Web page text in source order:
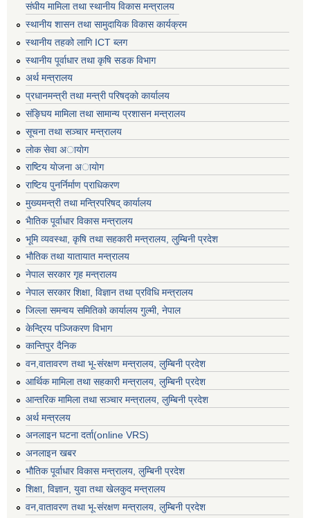
संघीय मामिला तथा स्थानीय विकास मन्त्रालय
स्थानीय शासन तथा सामुदायिक विकास कार्यक्रम
स्थानीय तहको लागि ICT ब्लग
स्थानीय पूर्वाधार तथा कृषि सडक विभाग
अर्थ मन्त्रालय
प्रधानमन्त्री तथा मन्त्री परिषद्काे कार्यालय
संङ्घिय मामिला तथा सामान्य प्रशासन मन्त्रालय
सूचना तथा सञ्चार मन्त्रालय
लाेक सेवा अायाेग
राष्टिय याेजना अायाेग
राष्टिय पुनर्निर्माण प्राधिकरण
मुख्यमन्त्री तथा मन्त्रिपरिषद् कार्यालय
भैातिक पूर्वाधार विकास मन्त्रालय
भूमि व्यवस्था, कृषि तथा सहकारी मन्त्रालय, लु्म्बिनी प्रदेश
भाैतिक तथा यातायात मन्त्रालय
नेपाल सरकार गृह मन्त्रालय
नेपाल सरकार शिक्षा, विज्ञान तथा प्रविधि मन्त्रालय
जिल्ला समन्वय समितिको कार्यालय गुल्मी, नेपाल
केन्द्रिय पञ्जिकरण विभाग
कान्तिपुर दैनिक
वन,वातावरण तथा भू-संरक्षण मन्त्रालय, लुम्बिनी प्रदेश
आर्थिक मामिला तथा सहकारी मन्त्रालय, लुम्बिनी प्रदेश
आन्तरिक मामिला तथा सञ्चार मन्त्रालय, लुम्बिनी प्रदेश
अर्थ मन्त्रलय
अनलाइन घटना दर्ता(online VRS)
अनलाइन खबर
भौतिक पूर्वाधार विकास मन्त्रालय, लुम्बिनी प्रदेश
शिक्षा, विज्ञान, युवा तथा खेलकुद मन्‍‍त्रालय
वन,वातावरण तथा भू-संरक्षण मन्त्रालय, लुम्बिनी प्रदेश